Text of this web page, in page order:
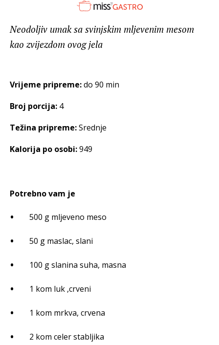
Neodoljiv umak sa svinjskim mljevenim mesom
kao zvijezdom ovog jela
Vrijeme pripreme:do 90 min
Broj porcija: 4
Težina pripreme:Srednje
Kalorija po osobi:949
Potrebno vam je
500 g mljeveno meso
50 g maslac, slani
100 g slanina suha, masna
1 kom luk ,crveni
1 kom mrkva, crvena
2 kom celer stabljika